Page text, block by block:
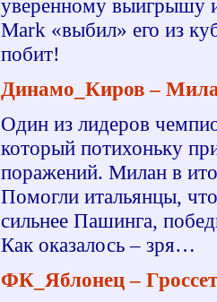
уверенному выигрышу
Mark «выбил» его из
побит!
Динамо_Киров –
Один из лидеров
который потихоньку
поражений. Милан в
Помогли итальянцы,
сильнее Пашинга,
Как оказалось – зря…
ФК_Яблонец –